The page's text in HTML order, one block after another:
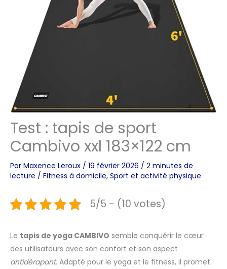
Test : tapis de sport
Cambivo xxl 183×122 cm
Par Maxence Leroux / 19 février 2026 / 2 minutes de
lecture / Fitness à domicile, Sport et activité physique
5/5 - (10 votes)
Le tapis de yoga CAMBIVO semble conquérir le cœur
des utilisateurs avec son confort et son aspect
antidérapant. Adapté pour le yoga et le fitness, il promet